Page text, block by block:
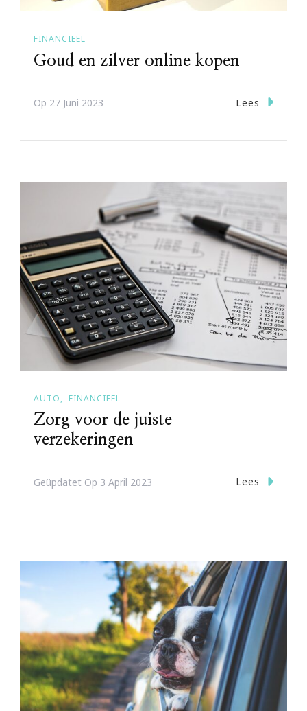
FINANCIEEL
Goud en zilver online kopen
Op 27 Juni 2023 Lees
AUTO FINANCIEEL
Zorg voor de juiste
verzekeringen
Geüpdatet Op 3 April 2023 Lees